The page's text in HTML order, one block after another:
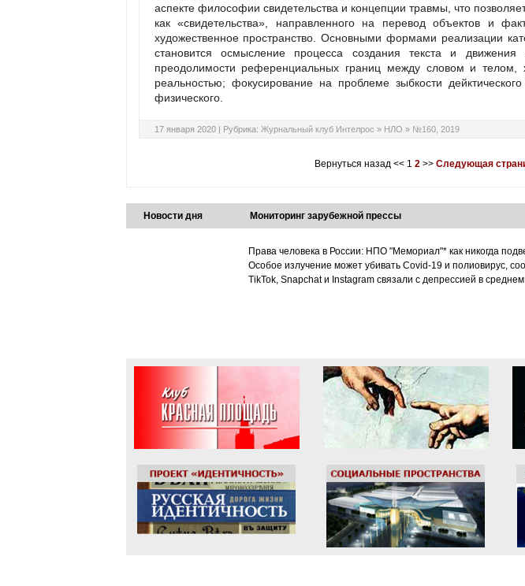
аспекте философии свидетельства и концепции травмы, что
как «свидетельства», направленного на перевод объектов и
художественное пространство. Основными формами реализации
становится осмысление процесса создания текста и
преодолимости референциальных границ между словом и телом,
реальностью; фокусирование на проблеме зыбкости
физического.
17 января 2020 | Рубрика: Журнальный клуб Интелрос » НЛО » №160, 2019
Вернуться назад << 1 2 >> Следующая
Новости дня Мониторинг зарубежной прессы
Права человека в России: НПО "Мемориал"* как никогда
Особое излучение может убивать Covid-19 и полиовирус,
TikTok, Snapchat и Instagram связали с депрессией в среднем